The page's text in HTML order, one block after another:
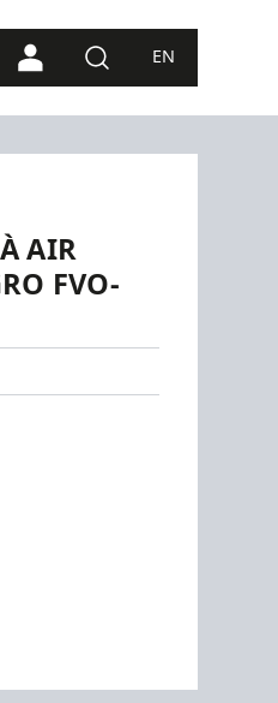
CONNEXION PORTAIL
RECHERCHE
EN
AIR
FVO-